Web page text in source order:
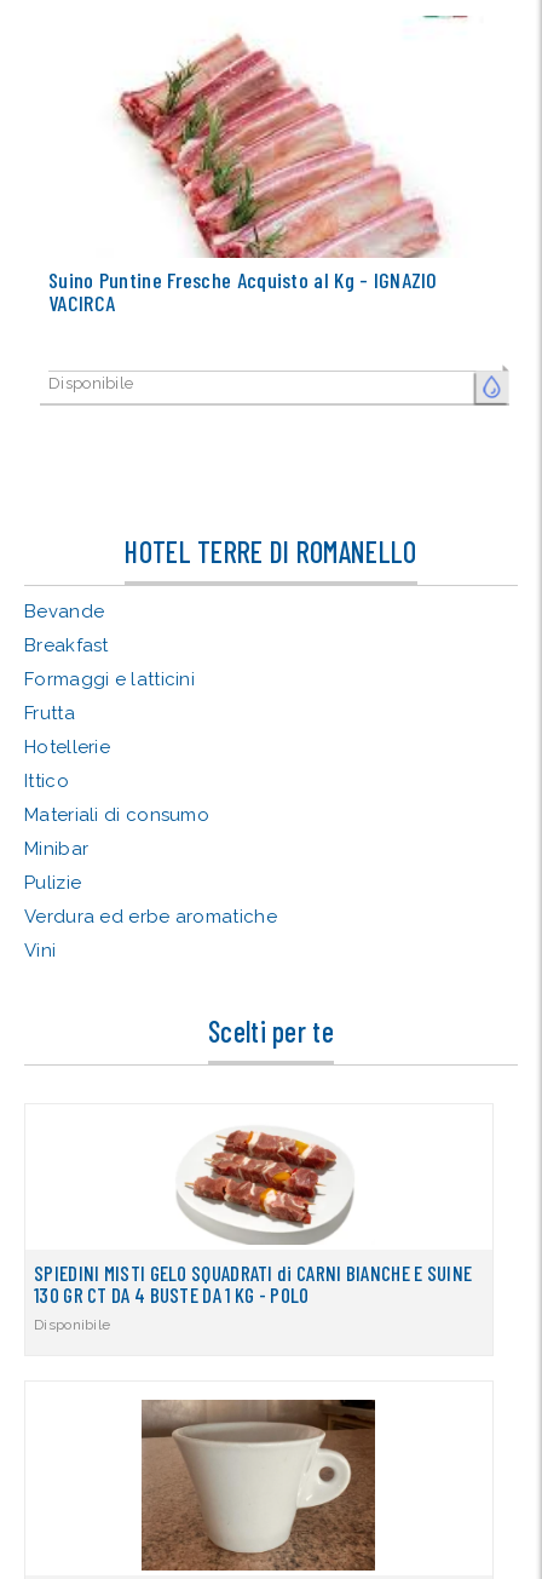
FRESCO
Suino Puntine Fresche Acquisto al Kg - IGNAZIO
VACIRCA
Disponibile
HOTEL TERRE DI ROMANELLO
Bevande
Breakfast
Formaggi e latticini
Frutta
Hotellerie
Ittico
Materiali di consumo
Minibar
Pulizie
Verdura ed erbe aromatiche
Vini
Scelti per te
SPIEDINI MISTI GELO SQUADRATI di CARNI BIANCHE E SUINE
130 GR CT DA 4 BUSTE DA 1 KG - POLO
Disponibile